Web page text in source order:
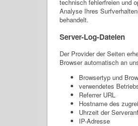
technisch fehlerfreien und
Analyse Ihres
behandelt.
Server-Log-Dateien
Der Provider der Seiten
Browser automatisch an
Browsertyp und
verwendetes
Referrer URL
Hostname des
Uhrzeit der
IP-Adresse